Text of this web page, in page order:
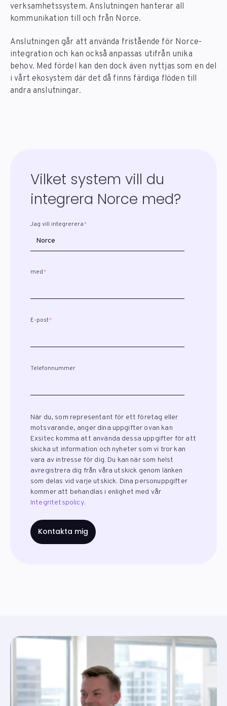
verksamhetssystem. Anslutningen hanterar all
kommunikation till och från Norce.
Anslutningen går att använda fristående för Norce-
integration och kan också anpassas utifrån unika
behov. Med fördel kan den dock även nyttjas som en del
i vårt ekosystem där det då finns färdiga flöden till
andra anslutningar.
Vilket system vill du
integrera Norce med?
Jag vill integrerera*
med*
E-post*
Telefonnummer
När du, som representant för ett företag eller
motsvarande, anger dina uppgifter ovan kan
Exsitec komma att använda dessa uppgifter för att
skicka ut information och nyheter som vi tror kan
vara av intresse för dig. Du kan när som helst
avregistrera dig från våra utskick genom länken
som delas vid varje utskick. Dina personuppgifter
kommer att behandlas i enlighet med vår
Integritetspolicy.